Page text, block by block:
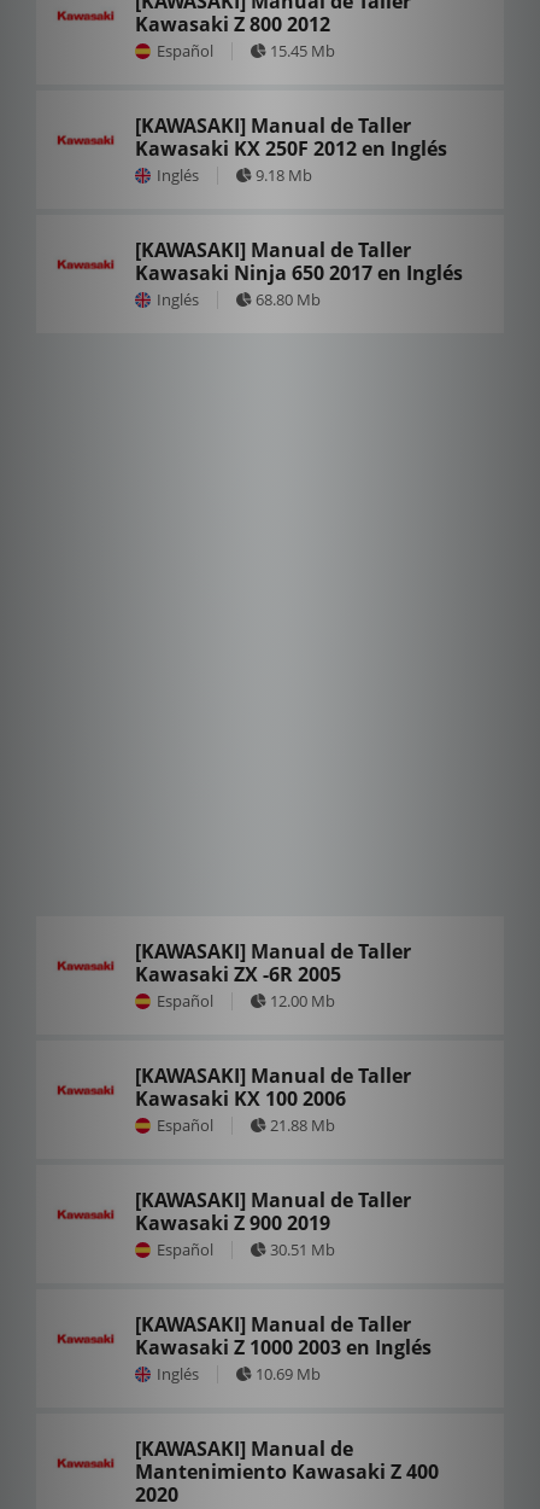
Kawasaki Z 800 2012
Español 15.45 Mb
[KAWASAKI] Manual de Taller
Kawasaki KX 250F 2012 en Inglés
Inglés 9.18 Mb
[KAWASAKI] Manual de Taller
Kawasaki Ninja 650 2017 en Inglés
Inglés 68.80 Mb
[KAWASAKI] Manual de Taller
Kawasaki ZX -6R 2005
Español 12.00 Mb
[KAWASAKI] Manual de Taller
Kawasaki KX 100 2006
Español 21.88 Mb
[KAWASAKI] Manual de Taller
Kawasaki Z 900 2019
Español 30.51 Mb
[KAWASAKI] Manual de Taller
Kawasaki Z 1000 2003 en Inglés
Inglés 10.69 Mb
[KAWASAKI] Manual de
Mantenimiento Kawasaki Z 400
2020